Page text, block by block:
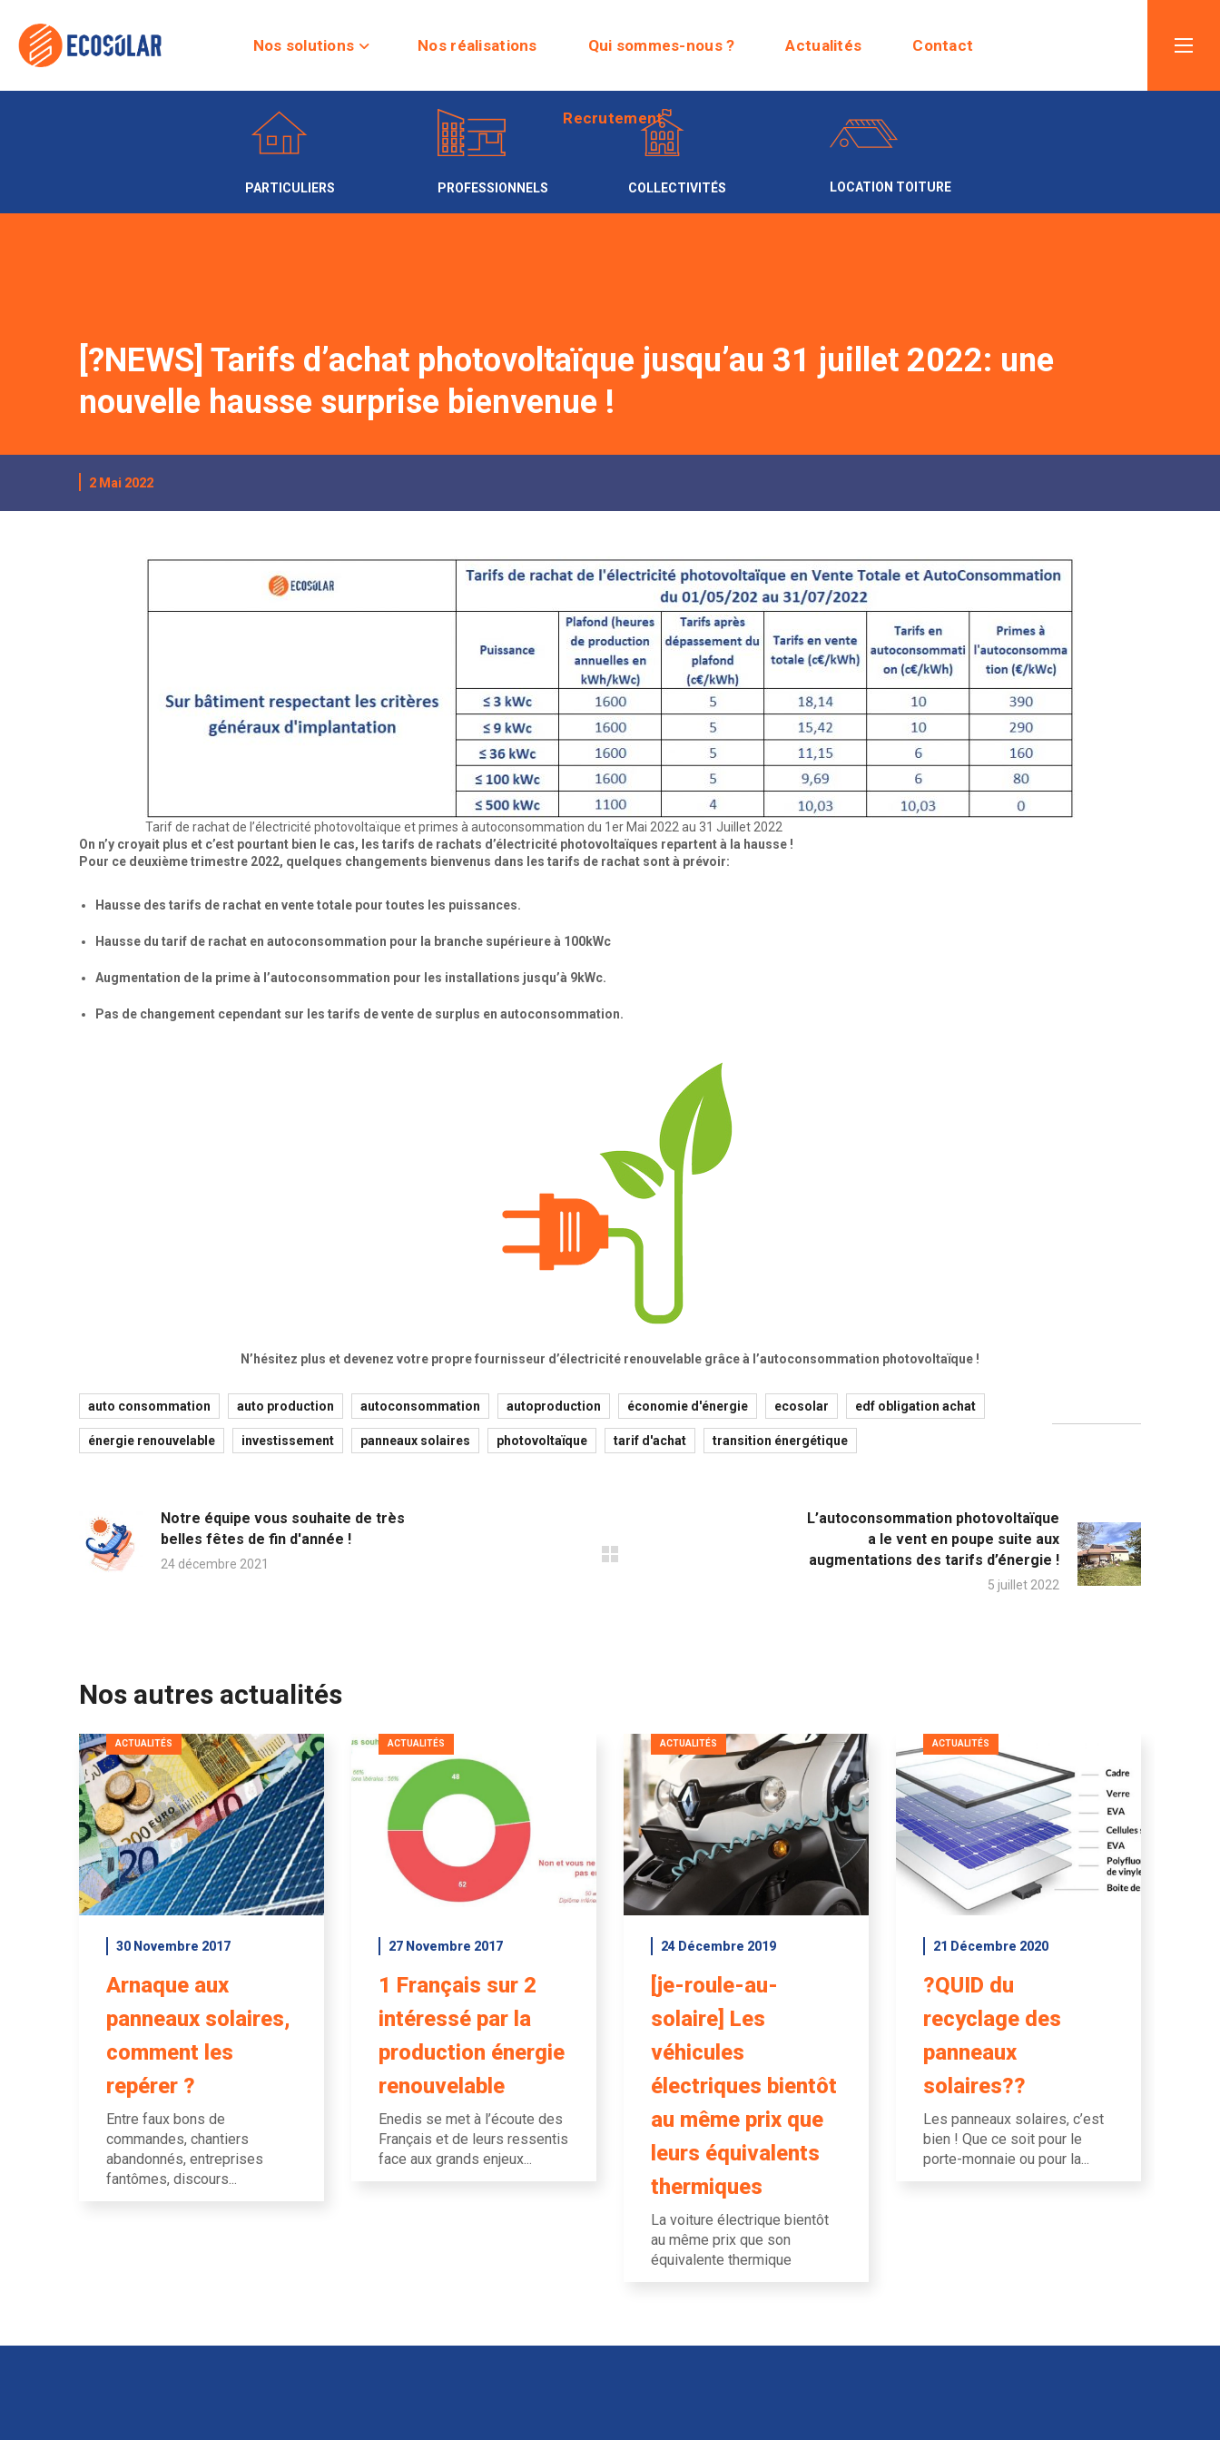
Nos solutions Nos réalisations Qui sommes-nous ? Actualités Contact
Recrutement
PARTICULIERS PROFESSIONNELS COLLECTIVITÉS LOCATION TOITURE
[?NEWS] Tarifs d’achat photovoltaïque jusqu’au 31 juillet 2022: une
nouvelle hausse surprise bienvenue !
2 Mai 2022
Tarif de rachat de l’électricité photovoltaïque et primes à autoconsommation du 1er Mai 2022 au 31 Juillet 2022
On n’y croyait plus et c’est pourtant bien le cas, les tarifs de rachats d’électricité photovoltaïques repartent à la hausse !
Pour ce deuxième trimestre 2022, quelques changements bienvenus dans les tarifs de rachat sont à prévoir:
Hausse des tarifs de rachat en vente totale pour toutes les puissances.
Hausse du tarif de rachat en autoconsommation pour la branche supérieure à 100kWc
Augmentation de la prime à l’autoconsommation pour les installations jusqu’à 9kWc.
Pas de changement cependant sur les tarifs de vente de surplus en autoconsommation.
N’hésitez plus et devenez votre propre fournisseur d’électricité renouvelable grâce à l’autoconsommation photovoltaïque !
auto consommation auto production autoconsommation autoproduction économie d'énergie ecosolar edf obligation achat
énergie renouvelable investissement panneaux solaires photovoltaïque tarif d'achat transition énergétique
Notre équipe vous souhaite de très
belles fêtes de fin d'année !
24 décembre 2021
L’autoconsommation photovoltaïque
a le vent en poupe suite aux
augmentations des tarifs d’énergie !
5 juillet 2022
Nos autres actualités
ACTUALITÉS
30 Novembre 2017
Arnaque aux
panneaux solaires,
comment les
repérer ?
Entre faux bons de
commandes, chantiers
abandonnés, entreprises
fantômes, discours...
ACTUALITÉS
27 Novembre 2017
1 Français sur 2
intéressé par la
production énergie
renouvelable
Enedis se met à l’écoute des
Français et de leurs ressentis
face aux grands enjeux...
ACTUALITÉS
24 Décembre 2019
[je-roule-au-
solaire] Les
véhicules
électriques bientôt
au même prix que
leurs équivalents
thermiques
La voiture électrique bientôt
au même prix que son
équivalente thermique
ACTUALITÉS
21 Décembre 2020
?QUID du
recyclage des
panneaux
solaires??
Les panneaux solaires, c’est
bien ! Que ce soit pour le
porte-monnaie ou pour la...